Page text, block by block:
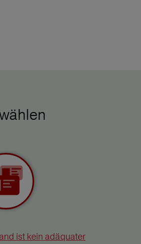
ist kein adäquater